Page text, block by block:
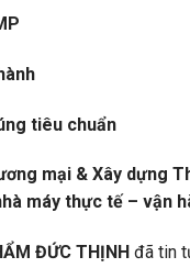
tiêu chuẩn
mại & Xây dựng
máy thực tế – vận
ĐỨC THỊNH đã tin